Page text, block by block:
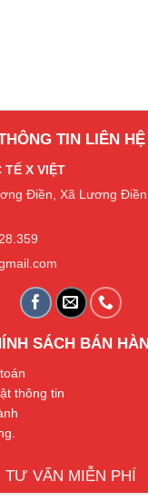
TIN LIÊN HỆ
TẾ X VIỆT
Điền, Xã Lương
SÁCH BÁN
thông tin
TƯ VẤN MIỄN PHÍ